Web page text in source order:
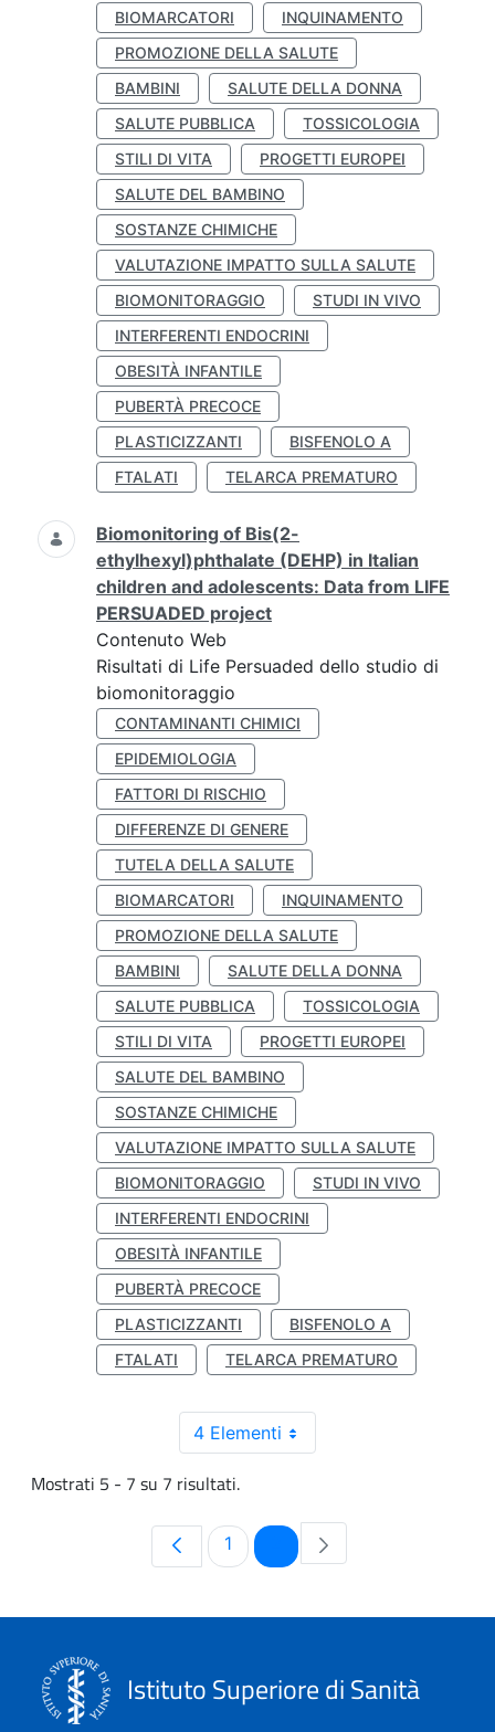
BIOMARCATORI
INQUINAMENTO
PROMOZIONE DELLA SALUTE
BAMBINI
SALUTE DELLA DONNA
SALUTE PUBBLICA
TOSSICOLOGIA
STILI DI VITA
PROGETTI EUROPEI
SALUTE DEL BAMBINO
SOSTANZE CHIMICHE
VALUTAZIONE IMPATTO SULLA SALUTE
BIOMONITORAGGIO
STUDI IN VIVO
INTERFERENTI ENDOCRINI
OBESITÀ INFANTILE
PUBERTÀ PRECOCE
PLASTICIZZANTI
BISFENOLO A
FTALATI
TELARCA PREMATURO
Biomonitoring of Bis(2-
ethylhexyl)phthalate (DEHP) in Italian
children and adolescents: Data from LIFE
PERSUADED project
Contenuto Web
Risultati di Life Persuaded dello studio di
biomonitoraggio
CONTAMINANTI CHIMICI
EPIDEMIOLOGIA
FATTORI DI RISCHIO
DIFFERENZE DI GENERE
TUTELA DELLA SALUTE
BIOMARCATORI
INQUINAMENTO
PROMOZIONE DELLA SALUTE
BAMBINI
SALUTE DELLA DONNA
SALUTE PUBBLICA
TOSSICOLOGIA
STILI DI VITA
PROGETTI EUROPEI
SALUTE DEL BAMBINO
SOSTANZE CHIMICHE
VALUTAZIONE IMPATTO SULLA SALUTE
BIOMONITORAGGIO
STUDI IN VIVO
INTERFERENTI ENDOCRINI
OBESITÀ INFANTILE
PUBERTÀ PRECOCE
PLASTICIZZANTI
BISFENOLO A
FTALATI
TELARCA PREMATURO
4 Elementi
Mostrati 5 - 7 su 7 risultati.
Pagina
1 Pagina
Istituto Superiore di Sanità